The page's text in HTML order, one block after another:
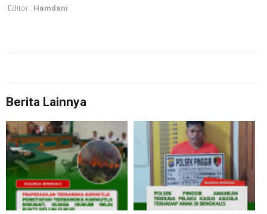
Editor : Hamdani
Berita Lainnya